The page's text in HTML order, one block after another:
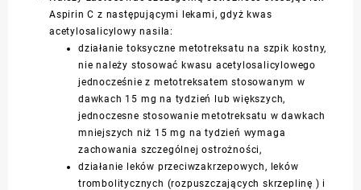
Aspirin C z następującymi lekami, gdyż kwas
acetylosalicylowy nasila:
działanie toksyczne metotreksatu na szpik kostny,
nie należy stosować kwasu acetylosalicylowego
jednocześnie z metotreksatem stosowanym w
dawkach 15 mg na tydzień lub większych,
jednoczesne stosowanie metotreksatu w dawkach
mniejszych niż 15 mg na tydzień wymaga
zachowania szczególnej ostrożności,
działanie leków przeciwzakrzepowych, leków
trombolitycznych (rozpuszczających skrzeplinę ) i